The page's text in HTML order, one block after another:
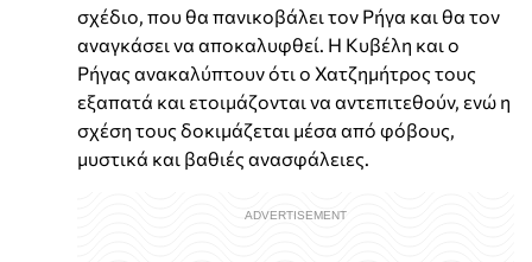
σχέδιο, που θα πανικοβάλει τον Ρήγα και θα τον
αναγκάσει να αποκαλυφθεί. Η Κυβέλη και ο
Ρήγας ανακαλύπτουν ότι ο Χατζημήτρος τους
εξαπατά και ετοιμάζονται να αντεπιτεθούν, ενώ η
σχέση τους δοκιμάζεται μέσα από φόβους,
μυστικά και βαθιές ανασφάλειες.